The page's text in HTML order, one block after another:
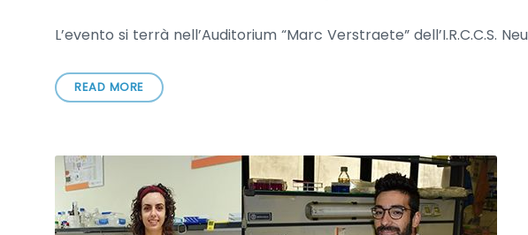
L’evento si terrà nell’Auditorium “Marc Verstraete” dell’I.R.C.C.S.
READ MORE